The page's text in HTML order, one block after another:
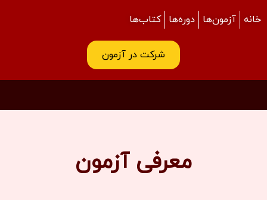
خانه آزمون‌ها دوره‌ها کتاب‌ها
شرکت در آزمون
معرفی آزمون